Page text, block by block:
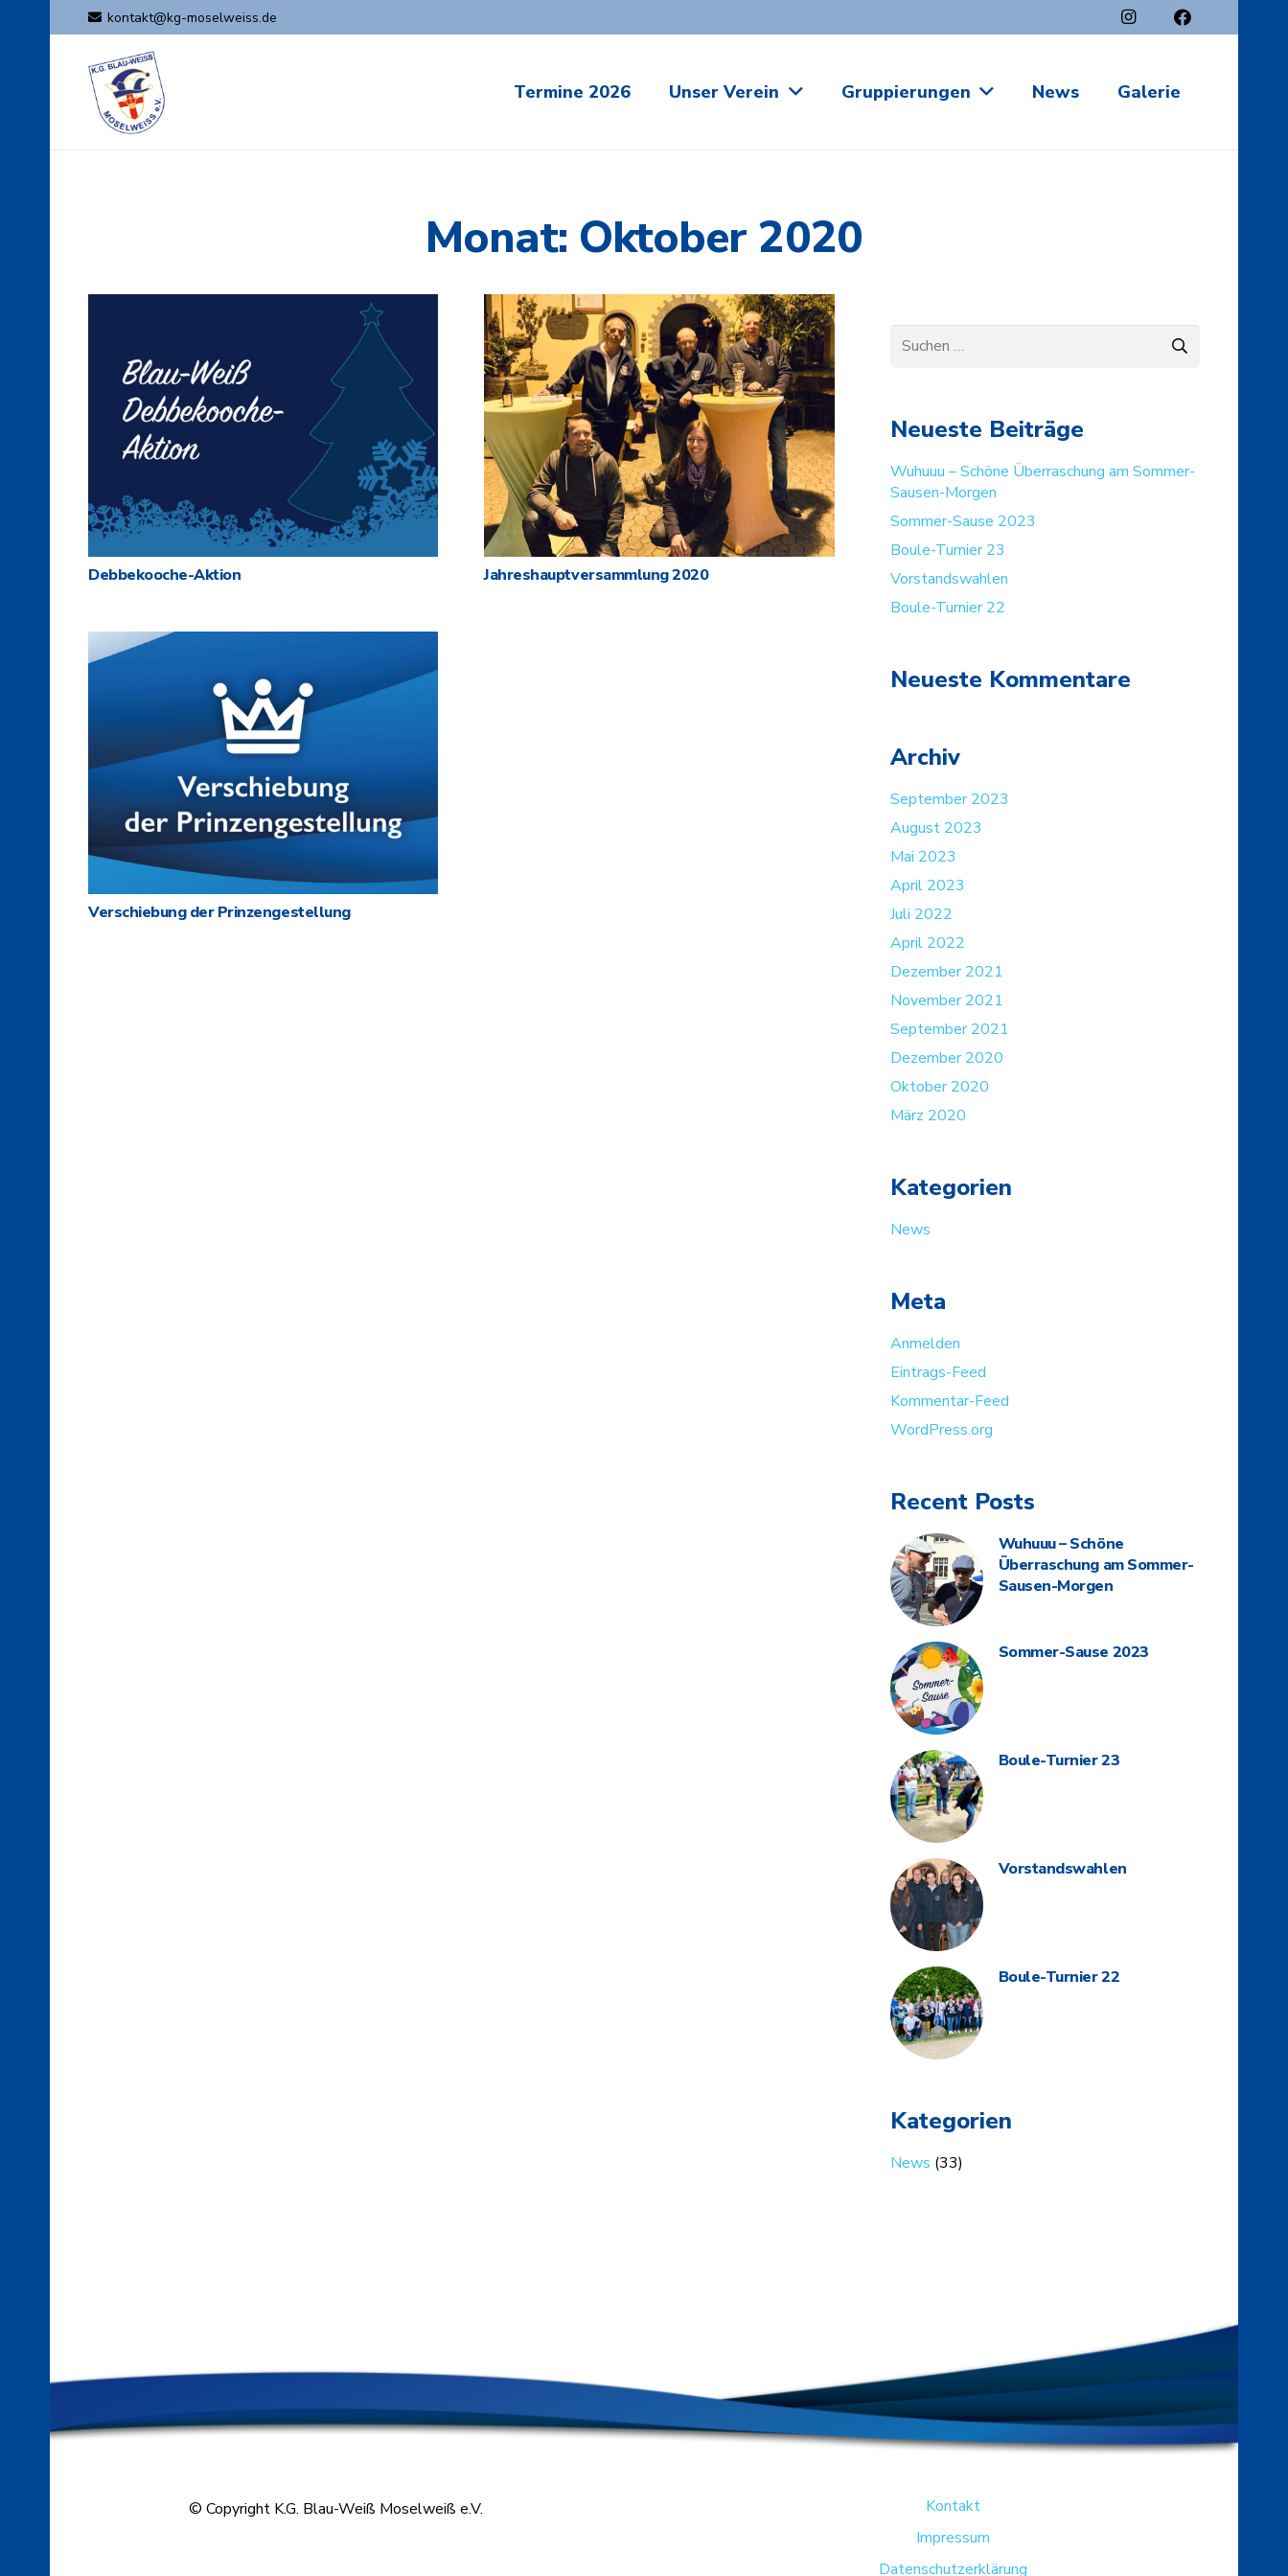
kontakt@kg-moselweiss.de
Termine 2026 Unser Verein Gruppierungen News Galerie
Monat: Oktober 2020
Debbekooche-Aktion Jahreshauptversammlung 2020
Verschiebung der Prinzengestellung
Suchen
Neueste Beiträge
Wuhuuu – Schöne Überraschung am Sommer-
Sausen-Morgen
Sommer-Sause 2023
Boule-Turnier 23
Vorstandswahlen
Boule-Turnier 22
Neueste Kommentare
Archiv
September 2023
August 2023
Mai 2023
April 2023
Juli 2022
April 2022
Dezember 2021
November 2021
September 2021
Dezember 2020
Oktober 2020
März 2020
Kategorien
News
Meta
Anmelden
Eintrags-Feed
Kommentar-Feed
WordPress.org
Recent Posts
Wuhuuu – Schöne
Überraschung am Sommer-
Sausen-Morgen
Sommer-Sause 2023
Boule-Turnier 23
Vorstandswahlen
Boule-Turnier 22
Kategorien
News (33)
© Copyright K.G. Blau-Weiß Moselweiß e.V.
Kontakt
Impressum
Datenschutzerklärung